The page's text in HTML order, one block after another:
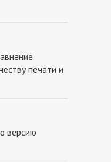
печати и
версию